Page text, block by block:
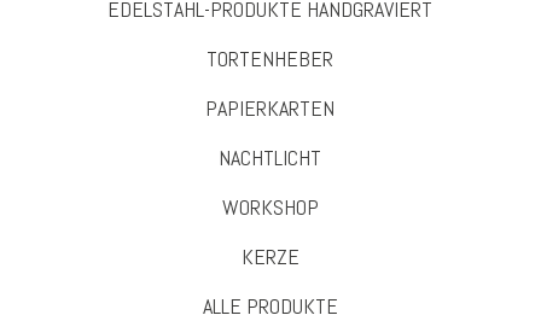
EDELSTAHL-PRODUKTE HANDGRAVIERT
TORTENHEBER
PAPIERKARTEN
NACHTLICHT
WORKSHOP
KERZE
ALLE PRODUKTE